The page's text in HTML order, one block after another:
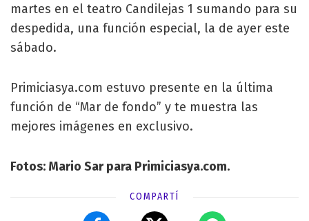
martes en el teatro Candilejas 1 sumando para su
despedida, una función especial, la de ayer este
sábado.
Primiciasya.com estuvo presente en la última
función de “Mar de fondo” y te muestra las
mejores imágenes en exclusivo.
Fotos: Mario Sar para Primiciasya.com.
COMPARTÍ